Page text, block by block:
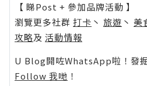
【 睇Post + 參加品牌活動 】
瀏覽更多社群 打卡 丶 旅遊 丶 美
攻略及 活動情報
U Blog開咗WhatsApp啦！發
Follow 我哋 ！